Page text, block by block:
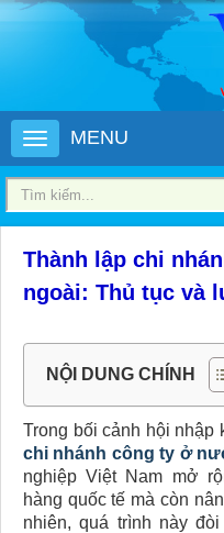
MENU
Thành lập chi
ngoài: Thủ tục và
NỘI DUNG CHÍNH
Trong bối cảnh hội nhập
chi nhánh công ty ở
nghiệp Việt Nam mở
hàng quốc tế mà còn
nhiên, quá trình này